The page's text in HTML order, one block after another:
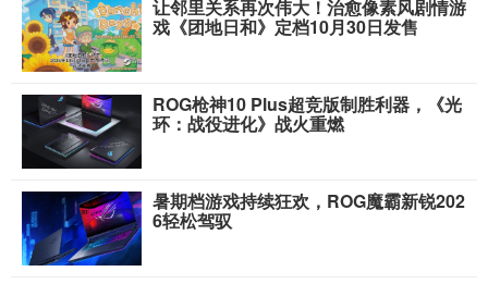
让邻里关系再次伟大！治愈像素风剧情游
戏《团地日和》定档10月30日发售
ROG枪神10 Plus超竞版制胜利器，《光
环：战役进化》战火重燃
暑期档游戏持续狂欢，ROG魔霸新锐202
6轻松驾驭